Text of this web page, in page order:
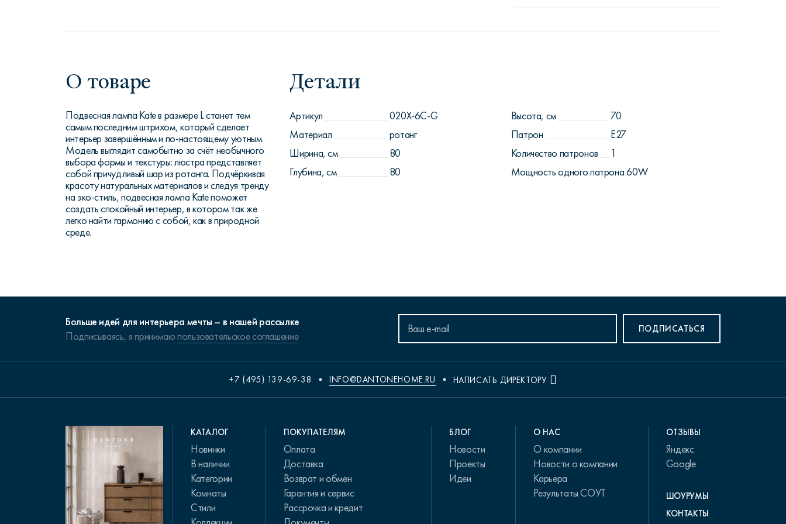
О товаре
Подвесная лампа Kate в размере L станет тем
самым последним штрихом, который сделает
интерьер завершённым и по-настоящему уютным.
Модель выглядит самобытно за счёт необычного
выбора формы и текстуры: люстра представляет
собой причудливый шар из ротанга. Подчёркивая
красоту натуральных материалов и следуя тренду
на эко-стиль, подвесная лампа Kate поможет
создать спокойный интерьер, в котором так же
легко найти гармонию с собой, как в природной
среде.
Детали
Артикул
020X-6C-G
Материал
ротанг
Ширина, см
80
Глубина, см
80
Высота, см
70
Патрон
E27
Количество патронов
1
Мощность одного патрона60W
Больше идей для интерьера мечты – в нашей рассылке
Подписываясь, я принимаюпользовательское соглашение
ПОДПИСАТЬСЯ
+7 (495) 139-69-38 INFO@DANTONEHOME.RU НАПИСАТЬ ДИРЕКТОРУ
КАТАЛОГ
Новинки
В наличии
Категории
Комнаты
Стили
ПОКУПАТЕЛЯМ
Оплата
Доставка
Возврат и обмен
Гарантия и сервис
Рассрочка и кредит
БЛОГ
Новости
Проекты
Идеи
О НАС
О компании
Новости о компании
Карьера
Результаты СОУТ
ОТЗЫВЫ
Яндекс
Google
ШОУРУМЫ
КОНТАКТЫ